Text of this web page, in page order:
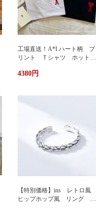
工場直送！A*I ハート柄 プ
リント Ｔシャツ ホットプ
ニセックス おしゃれ スト
4380円
【特別価格】ins レトロ風
ヒップホップ風 リング シ